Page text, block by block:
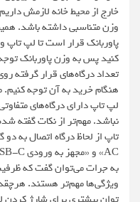
خارج از محیط خانه لازمش
وزن متناسبی داشته باشد.
پاوربانک قرار است تا لپ
کنید پس به وزن پاوربانک
تعداد درگاه‌های قرار گرفته
هنگام خرید به آن توجه کنیم.
نباشد. مهم‌تر از نکات گفته
تاپ از لحاظ درگاه اتصال به
AC» و «مجهز به ورودی USB-C» تقسیم می‌شوند.
به جرات می‌توان گفت که
ویژگی‌ها مهم‌تر هستند.